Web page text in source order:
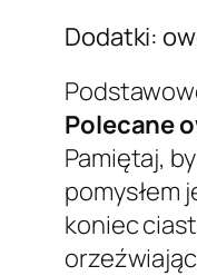
Dodatki:
Polecane
Pamiętaj,
pomysłem
koniec